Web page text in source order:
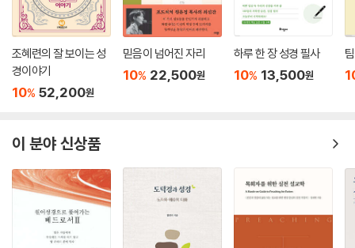
가지 모두 풍부하게 드러난다. 특히 영감 받은 작가가 내러티브를 어떻게
구성했는지에 대한 쾨스텐베르거의 관심에 감사한다. 이 책은 말씀 사역에
요한복음을 사용하려는 모든 이에게 실질적인 기초가 될 것이다.
- 에이브러햄 쿠루빌라 (댈러스 신학교 설교 및 목회 사역 선임 연구 교수)
의 교사와 설교자를 위해 고안한 교재에 적용하여 만든 선물이다. 요한복
적용이 함께 담겨 있다. 쾨스텐베르거는 예수의 표적에 특별히 중점을 두
어 이 놀라운 예수 이야기를 가르치거나 연구하고자 하는 분을 위해 밝고
유용한 자료를 제공한다.
- 로저 세베리노 (테네시주 브렌트우드 침례 교회 리더십 개발 담당 목사)
조혜련의 잘 보이는 성
경이야기
10% 52,200원
믿음이 넘어진 자리
10% 22,500원
하루 한 장 성경 필사
10% 13,500원
이 분야 신상품